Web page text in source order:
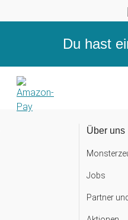
Du hast
Über uns
Jobs
Partner